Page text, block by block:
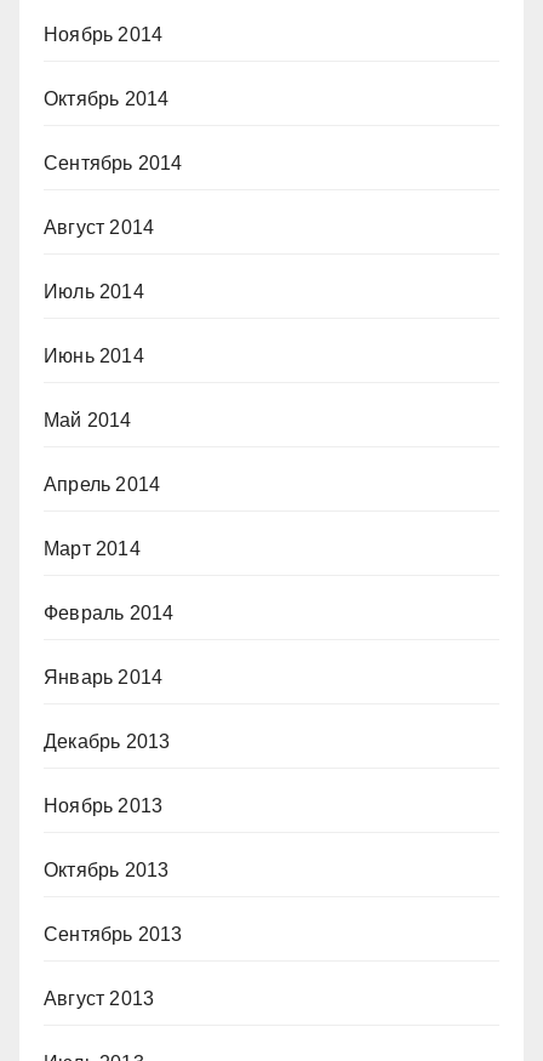
Ноябрь 2014
Октябрь 2014
Сентябрь 2014
Август 2014
Июль 2014
Июнь 2014
Май 2014
Апрель 2014
Март 2014
Февраль 2014
Январь 2014
Декабрь 2013
Ноябрь 2013
Октябрь 2013
Сентябрь 2013
Август 2013